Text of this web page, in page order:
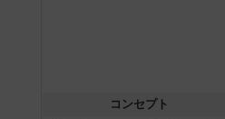
コンセプト